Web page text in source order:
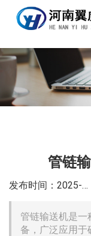
管链
发布时间：2025-6-25
管链输送机是一
备，广泛应用于